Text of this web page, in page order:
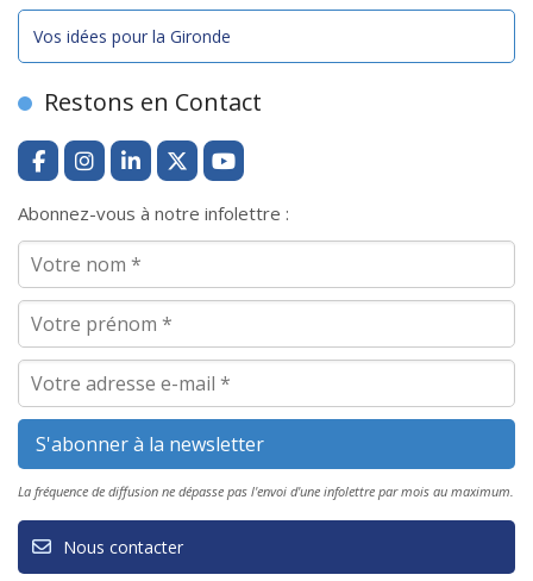
Vos idées pour la Gironde
Restons en Contact
Abonnez-vous à notre infolettre :
La fréquence de diffusion ne dépasse pas l'envoi d'une infolettre par mois au maximum.
Nous contacter